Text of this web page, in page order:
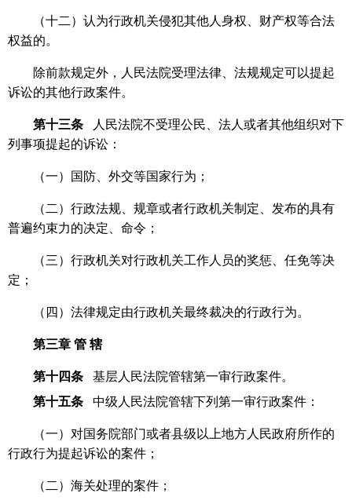
（十二）认为行政机关侵犯其他人身权、财产权等合法
权益的。
除前款规定外，人民法院受理法律、法规规定可以提起
诉讼的其他行政案件。
第十三条
人民法院不受理公民、法人或者其他组织对下
列事项提起的诉讼：
（一）国防、外交等国家行为；
（二）行政法规、规章或者行政机关制定、发布的具有
普遍约束力的决定、命令；
（三）行政机关对行政机关工作人员的奖惩、任免等决
定；
（四）法律规定由行政机关最终裁决的行政行为。
第三章 管 辖
第十四条
基层人民法院管辖第一审行政案件。
第十五条
中级人民法院管辖下列第一审行政案件：
（一）对国务院部门或者县级以上地方人民政府所作的
行政行为提起诉讼的案件；
（二）海关处理的案件；